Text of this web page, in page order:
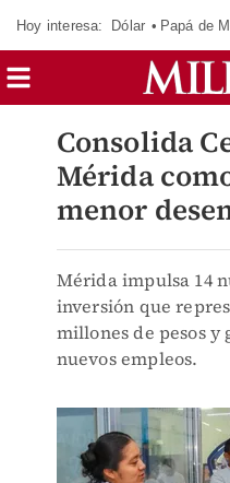
Hoy interesa: Dólar Papá de
Consolida
Mérida
menor
Mérida impulsa 14
inversión que
millones de pesos y
nuevos empleos.